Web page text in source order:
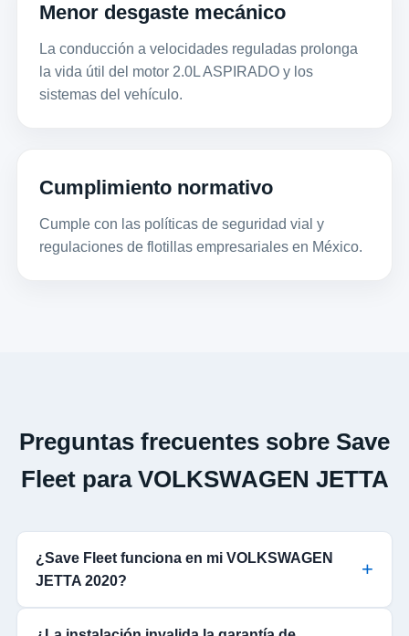
Menor desgaste mecánico
La conducción a velocidades reguladas prolonga
la vida útil del motor 2.0L ASPIRADO y los
sistemas del vehículo.
Cumplimiento normativo
Cumple con las políticas de seguridad vial y
regulaciones de flotillas empresariales en México.
Preguntas frecuentes sobre Save
Fleet para VOLKSWAGEN JETTA
¿Save Fleet funciona en mi VOLKSWAGEN
JETTA 2020?